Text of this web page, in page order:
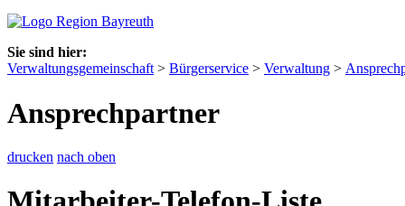
Sie sind hier:
Verwaltungsgemeinschaft > Bürgerservice > Verwaltung >
Ansprechpartner
drucken nach oben